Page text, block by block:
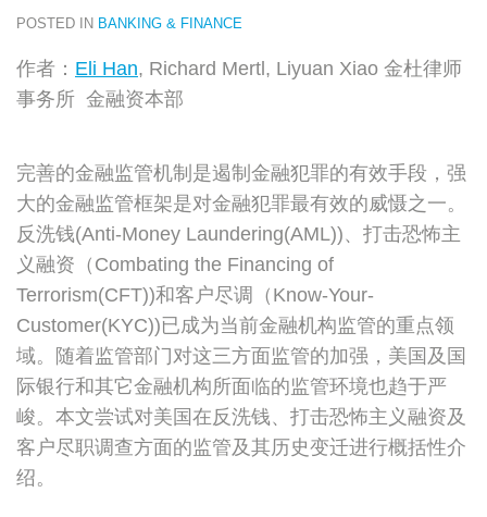
POSTED IN BANKING & FINANCE
作者： Eli Han, Richard Mertl, Liyuan Xiao 金杜律师
事务所 金融资本部
完善的金融监管机制是遏制金融犯罪的有效手段，强
大的金融监管框架是对金融犯罪最有效的威慑之一。
反洗钱(Anti-Money Laundering(AML))、打击恐怖主
义融资（Combating the Financing of
Terrorism(CFT))和客户尽调（Know-Your-
Customer(KYC))已成为当前金融机构监管的重点领
域。
随着监管部门对这三方面监管的加强，美国及国
际银行和其它金融机构所面临的监管环境也趋于严
峻。本文尝试对美国在反洗钱、打击恐怖主义融资及
客户尽职调查方面的监管及其历史变迁进行概括性介
绍。